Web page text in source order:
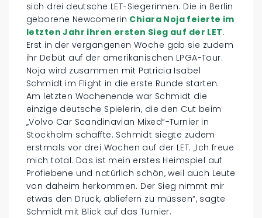
sich drei deutsche LET-Siegerinnen. Die in Berlin
geborene Newcomerin Chiara Noja feierte im
letzten Jahr ihren ersten Sieg auf der LET.
Erst in der vergangenen Woche gab sie zudem
ihr Debüt auf der amerikanischen LPGA-Tour.
Noja wird zusammen mit Patricia Isabel
Schmidt im Flight in die erste Runde starten.
Am letzten Wochenende war Schmidt die
einzige deutsche Spielerin, die den Cut beim
„Volvo Car Scandinavian Mixed“-Turnier in
Stockholm schaffte. Schmidt siegte zudem
erstmals vor drei Wochen auf der LET. „Ich freue
mich total. Das ist mein erstes Heimspiel auf
Profiebene und natürlich schön, weil auch Leute
von daheim herkommen. Der Sieg nimmt mir
etwas den Druck, abliefern zu müssen“, sagte
Schmidt mit Blick auf das Turnier.